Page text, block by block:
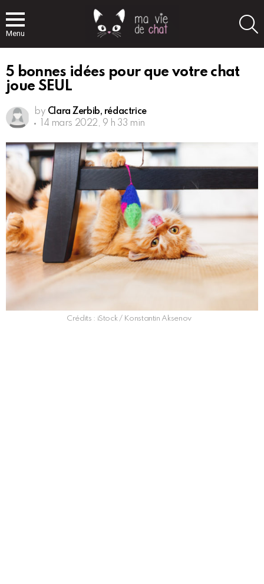
Menu
5 bonnes idées pour que votre chat
joue SEUL
by Clara Zerbib, rédactrice
14 mars 2022, 9 h 33 min
Crédits : iStock / Konstantin Aksenov